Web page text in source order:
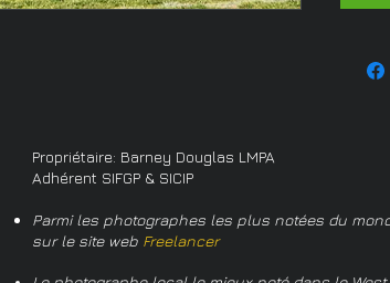
Propriétaire: Barney Douglas LMPA
Adhérent SIFGP & SICIP
Parmi les photographes les plus notées du
sur le site web Freelancer